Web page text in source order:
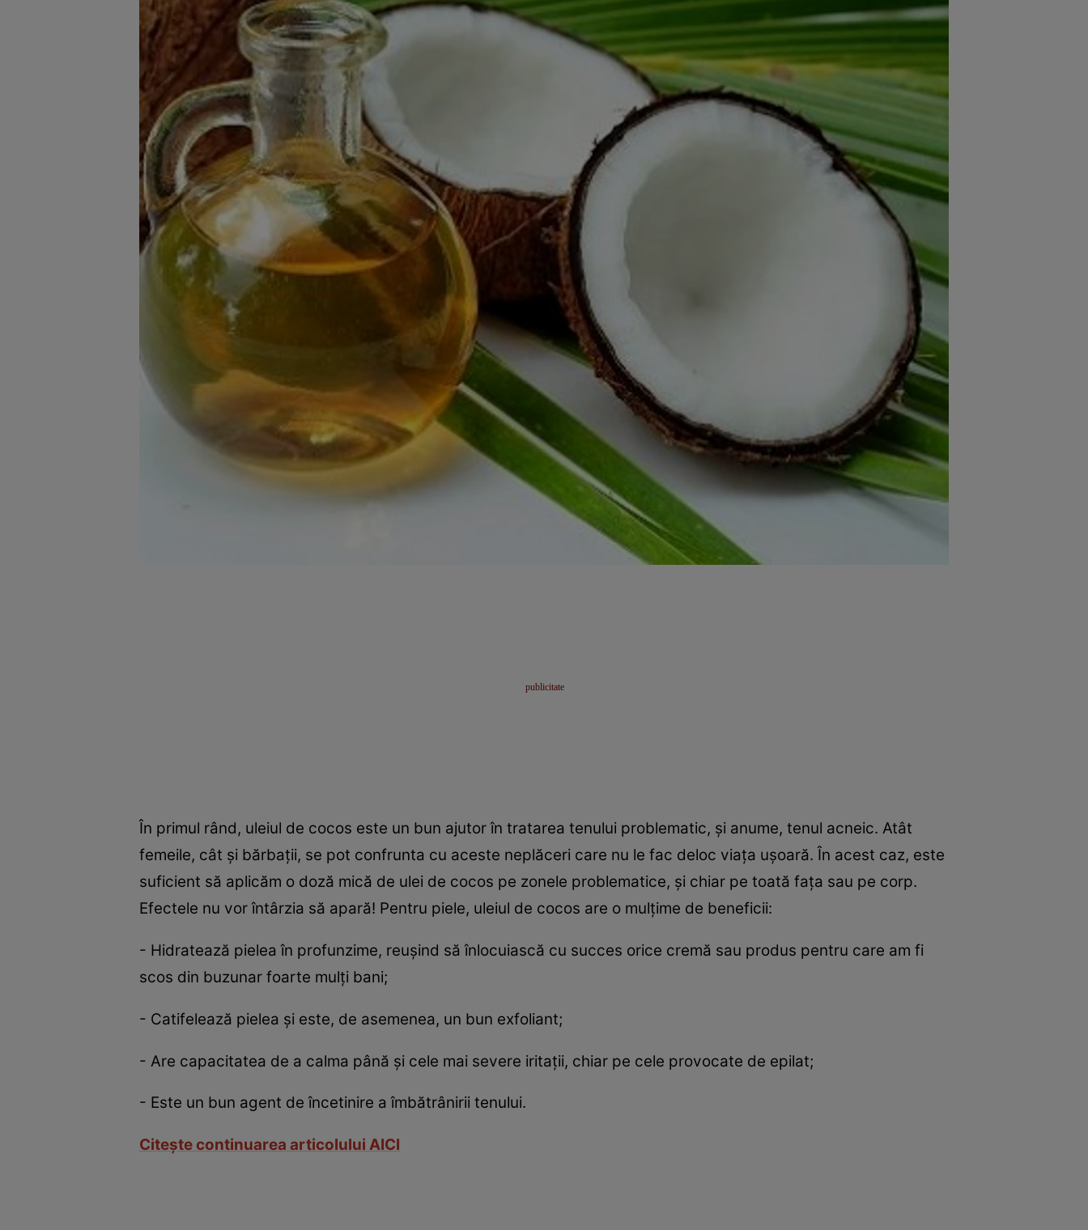
În primul rând, uleiul de cocos este un bun ajutor în tratarea tenului problematic, şi anume, tenul acneic. Atât
femeile, cât şi bărbaţii, se pot confrunta cu aceste neplăceri care nu le fac deloc viaţa uşoară. În acest caz, este
suficient să aplicăm o doză mică de ulei de cocos pe zonele problematice, şi chiar pe toată faţa sau pe corp.
Efectele nu vor întârzia să apară! Pentru piele, uleiul de cocos are o mulţime de beneficii:
- Hidratează pielea în profunzime, reuşind să înlocuiască cu succes orice cremă sau produs pentru care am fi
scos din buzunar foarte mulţi bani;
- Catifelează pielea şi este, de asemenea, un bun exfoliant;
- Are capacitatea de a calma până şi cele mai severe iritaţii, chiar pe cele provocate de epilat;
- Este un bun agent de încetinire a îmbătrânirii tenului.
Citeşte continuarea articolului AICI